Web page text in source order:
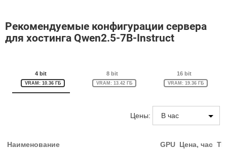
Рекомендуемые конфигурации сервера
для хостинга Qwen2.5-7B-Instruct
4 bit
VRAM: 10.36 ГБ
8 bit
VRAM: 13.42 ГБ
16 bit
VRAM: 19.36 ГБ
Цены:
Наименование GPU Цена, час